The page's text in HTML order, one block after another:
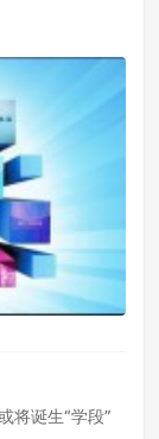
将诞生“学段”